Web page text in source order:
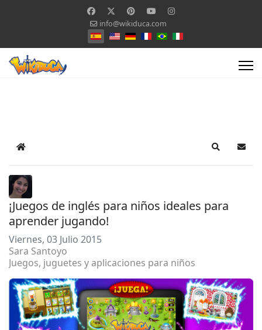
info@wikiduca.com
Seleccione su idioma
Home Search
¡Juegos de inglés para niños ideales para
aprender jugando!
Viernes, 03 Julio 2015
Sara Santoyo
Juegos, juguetes y aplicaciones para niños